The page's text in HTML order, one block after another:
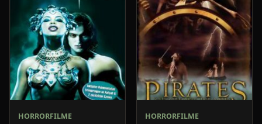
HORRORFILME HORRORFILME